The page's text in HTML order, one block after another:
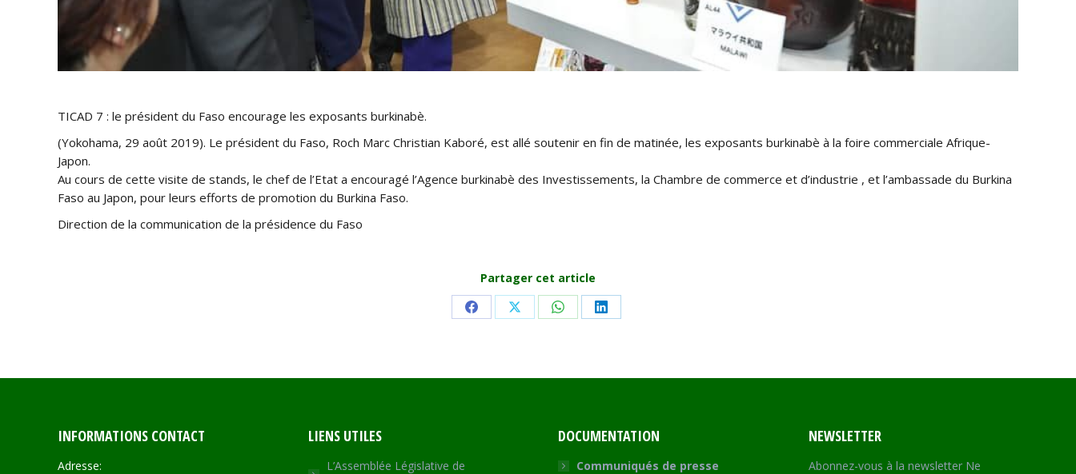
TICAD 7 : le président du Faso encourage les exposants burkinabè.
(Yokohama, 29 août 2019). Le président du Faso, Roch Marc Christian Kaboré, est allé soutenir en fin de matinée, les exposants burkinabè à la foire commerciale Afrique-
Japon.
Au cours de cette visite de stands, le chef de l’Etat a encouragé l’Agence burkinabè des Investissements, la Chambre de commerce et d’industrie , et l’ambassade du Burkina
Faso au Japon, pour leurs efforts de promotion du Burkina Faso.
Direction de la communication de la présidence du Faso
Partager cet article
Share Share Share Share
INFORMATIONS CONTACT
Adresse:
LIENS UTILES
L’Assemblée Législative de
DOCUMENTATION
Communiqués de presse
NEWSLETTER
Abonnez-vous à la newsletter Ne